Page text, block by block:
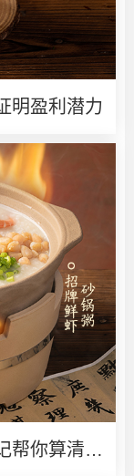
明盈利潜力
帮你算清创